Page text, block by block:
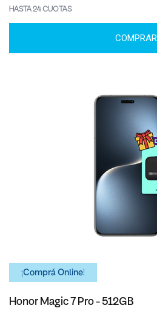
HASTA 24 CUOTAS
COMPRAR
¡Comprá Online!
Honor Magic 7 Pro - 512GB